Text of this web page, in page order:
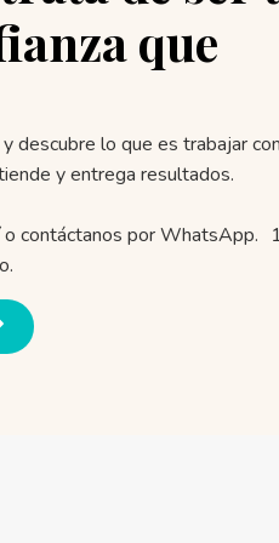
que
descubre lo que es trabajar
y entrega resultados.
o contáctanos por WhatsApp.